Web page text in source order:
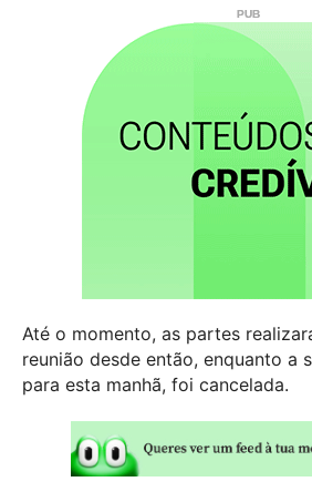
Até o momento, as partes
reunião desde então, enquanto a
para esta manhã, foi cancelada.